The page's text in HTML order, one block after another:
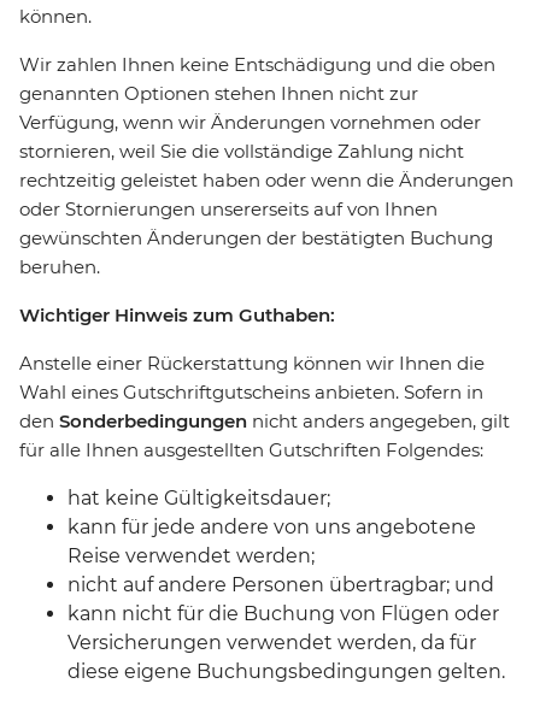
können.
Wir zahlen Ihnen keine Entschädigung und die oben
genannten Optionen stehen Ihnen nicht zur
Verfügung, wenn wir Änderungen vornehmen oder
stornieren, weil Sie die vollständige Zahlung nicht
rechtzeitig geleistet haben oder wenn die Änderungen
oder Stornierungen unsererseits auf von Ihnen
gewünschten Änderungen der bestätigten Buchung
beruhen.
Wichtiger Hinweis zum Guthaben:
Anstelle einer Rückerstattung können wir Ihnen die
Wahl eines Gutschriftgutscheins anbieten. Sofern in
den Sonderbedingungen nicht anders angegeben, gilt
für alle Ihnen ausgestellten Gutschriften Folgendes:
hat keine Gültigkeitsdauer;
kann für jede andere von uns angebotene
Reise verwendet werden;
nicht auf andere Personen übertragbar; und
kann nicht für die Buchung von Flügen oder
Versicherungen verwendet werden, da für
diese eigene Buchungsbedingungen gelten.